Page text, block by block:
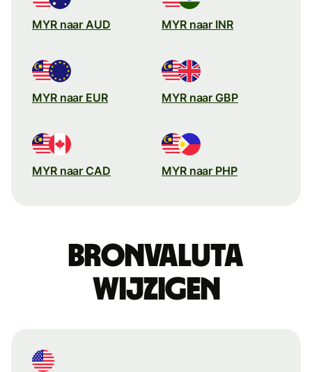
MYR naar AUD MYR naar INR
MYR naar EUR MYR naar GBP
MYR naar CAD MYR naar PHP
Bronvaluta
wijzigen